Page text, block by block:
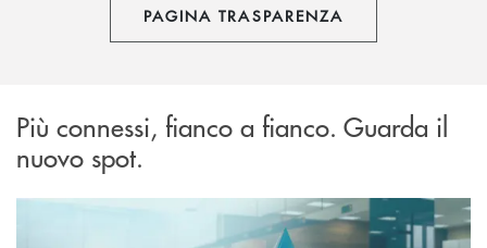
PAGINA TRASPARENZA
Più connessi, fianco a fianco. Guarda il
nuovo spot.